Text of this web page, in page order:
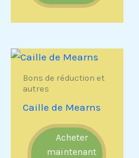
Bons de réduction et
autres
Caille de Mearns
Acheter
maintenant